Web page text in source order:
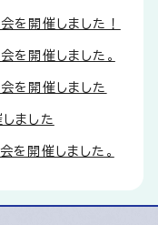
を開催しました！
を開催しました。
を開催しました
ました
を開催しました。